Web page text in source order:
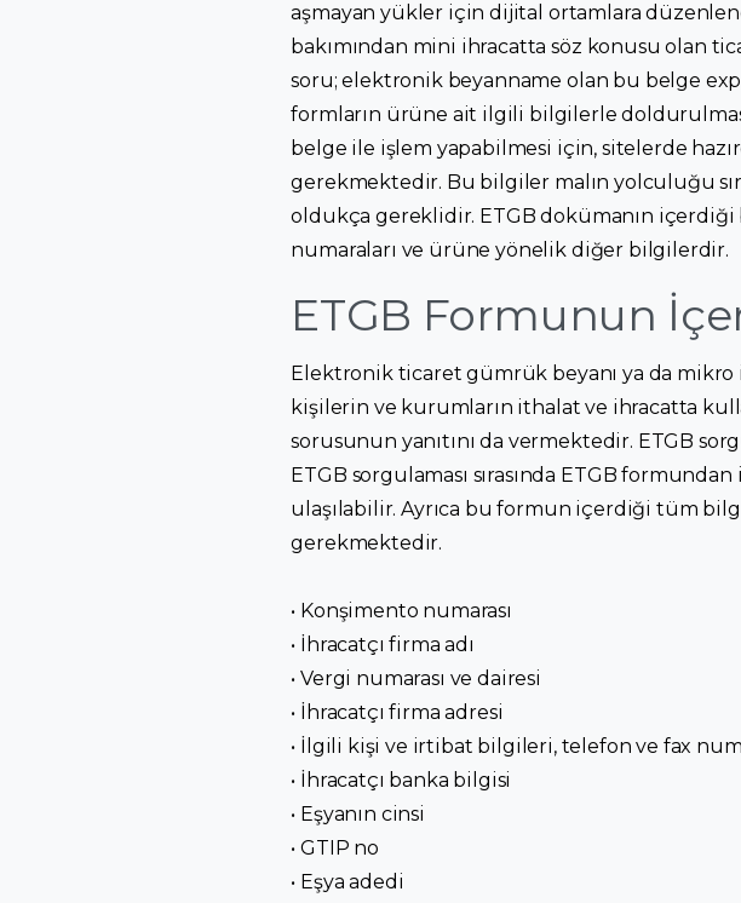
aşmayan yükler için dijital ortamlara
bakımından mini ihracatta söz konusu olan
soru; elektronik beyanname olan bu belge
formların ürüne ait ilgili bilgilerle
belge ile işlem yapabilmesi için, sitelerde
gerekmektedir. Bu bilgiler malın yolculuğu
oldukça gereklidir. ETGB dokümanın
numaraları ve ürüne yönelik diğer bilgilerdir.
ETGB Formunun
Elektronik ticaret gümrük beyanı ya da
kişilerin ve kurumların ithalat ve ihracatta
sorusunun yanıtını da vermektedir. ETGB
ETGB sorgulaması sırasında ETGB
ulaşılabilir. Ayrıca bu formun içerdiği tüm
gerekmektedir.
• Konşimento numarası
• İhracatçı firma adı
• Vergi numarası ve dairesi
• İhracatçı firma adresi
• İlgili kişi ve irtibat bilgileri, telefon ve fax
• İhracatçı banka bilgisi
• Eşyanın cinsi
• GTIP no
• Eşya adedi